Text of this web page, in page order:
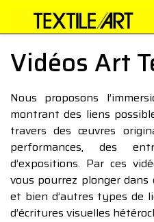
Vidéos Art
Nous proposons
montrant des liens
travers des œuvres
performances, des
d’expositions. Par ces
vous pourrez plonger
et bien d’autres types de
d’écritures visuelles